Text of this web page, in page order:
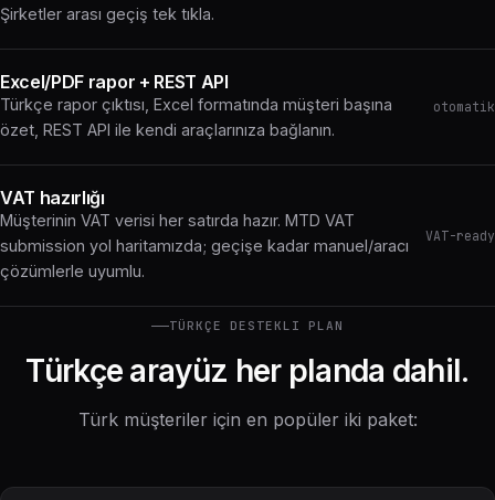
Şirketler arası geçiş tek tıkla.
Excel/PDF rapor + REST API
Türkçe rapor çıktısı, Excel formatında müşteri başına
özet, REST API ile kendi araçlarınıza bağlanın.
otomatik
VAT hazırlığı
Müşterinin VAT verisi her satırda hazır. MTD VAT
submission yol haritamızda; geçişe kadar manuel/aracı
çözümlerle uyumlu.
VAT-ready
TÜRKÇE DESTEKLI PLAN
Türkçe arayüz her planda dahil.
Türk müşteriler için en popüler iki paket: